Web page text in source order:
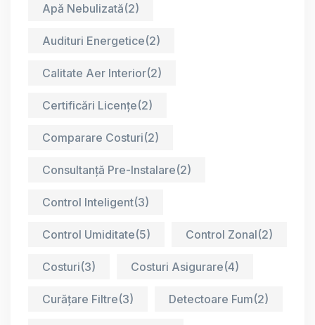
Apă Nebulizată(2)
Audituri Energetice(2)
Calitate Aer Interior(2)
Certificări Licențe(2)
Comparare Costuri(2)
Consultanță Pre-Instalare(2)
Control Inteligent(3)
Control Umiditate(5) Control Zonal(2)
Costuri(3) Costuri Asigurare(4)
Curățare Filtre(3) Detectoare Fum(2)